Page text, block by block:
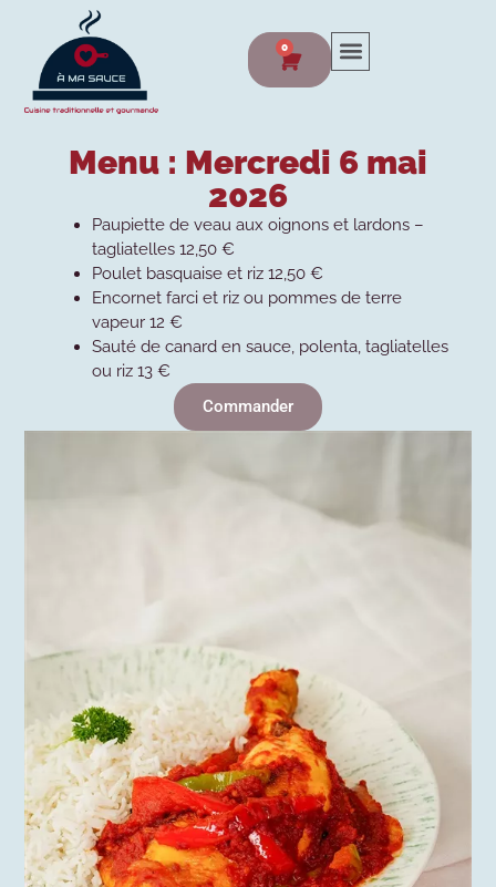
0
Menu : Mercredi 6 mai
2026
Paupiette de veau aux oignons et lardons –
tagliatelles 12,50 €
Poulet basquaise et riz 12,50 €
Encornet farci et riz ou pommes de terre
vapeur 12 €
Sauté de canard en sauce, polenta, tagliatelles
ou riz 13 €
Commander